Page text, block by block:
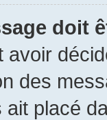
doit
avoir
des
ait placé